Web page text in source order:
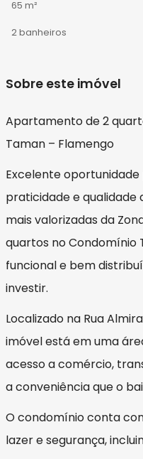
65 m²
2 banheiros
Sobre este imóvel
Apartamento de 2
Taman – Flamengo
Excelente
praticidade e qualidade
mais valorizadas da
quartos no
funcional e bem
investir.
Localizado na Rua
imóvel está em uma
acesso a comércio,
a conveniência que o
O condomínio conta
lazer e segurança,